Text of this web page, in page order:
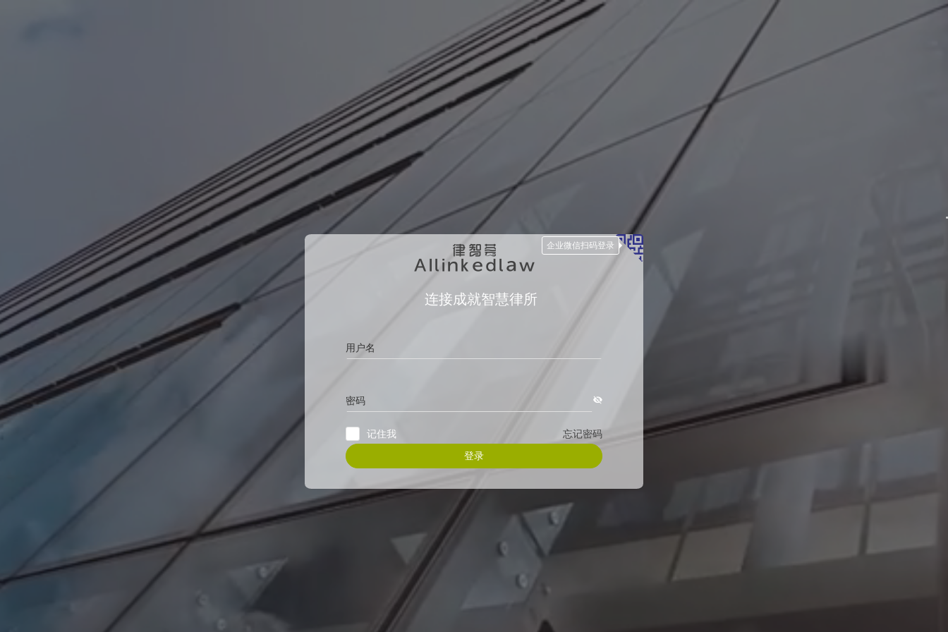
企业微信扫码登录
连接成就智慧律所
用户名
密码
记住我
忘记密码
登录